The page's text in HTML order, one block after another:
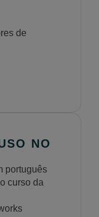
de
NO
português
curso da